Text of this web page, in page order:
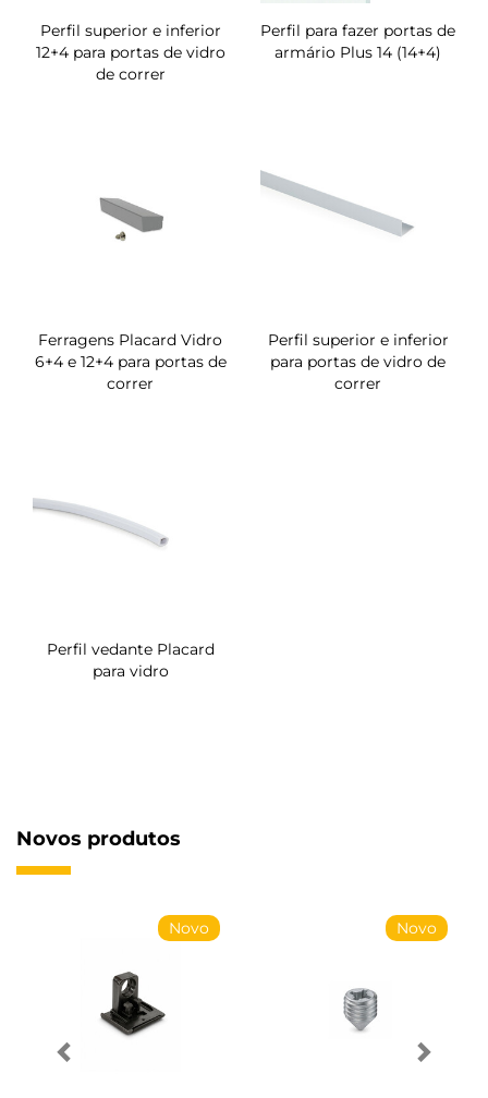
Perfil superior e inferior
12+4 para portas de vidro
de correr
Perfil para fazer portas de
armário Plus 14 (14+4)
Ferragens Placard Vidro
6+4 e 12+4 para portas de
correr
Perfil superior e inferior
para portas de vidro de
correr
Perfil vedante Placard
para vidro
Novos produtos
Novo Novo